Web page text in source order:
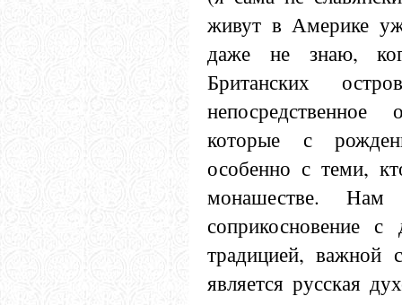
живут в Америке
даже не знаю,
Британских
которые с
особенно с теми,
монашестве. Нам
соприкосновение с
традицией, важной
является русская